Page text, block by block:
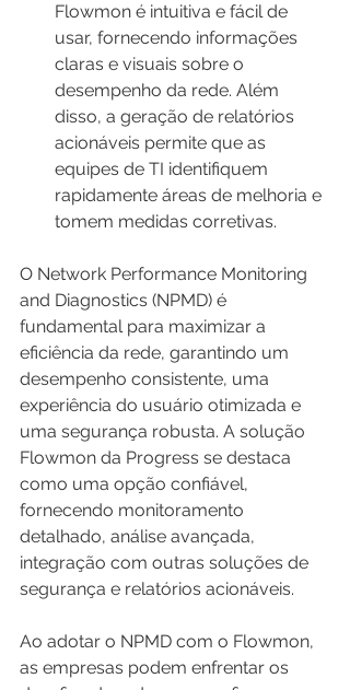
Flowmon é intuitiva e fácil de
usar, fornecendo informações
claras e visuais sobre o
desempenho da rede. Além
disso, a geração de relatórios
acionáveis permite que as
equipes de TI identifiquem
rapidamente áreas de melhoria e
tomem medidas corretivas.
O Network Performance Monitoring
and Diagnostics (NPMD) é
fundamental para maximizar a
eficiência da rede, garantindo um
desempenho consistente, uma
experiência do usuário otimizada e
uma segurança robusta. A solução
Flowmon da Progress se destaca
como uma opção confiável,
fornecendo monitoramento
detalhado, análise avançada,
integração com outras soluções de
segurança e relatórios acionáveis.
Ao adotar o NPMD com o Flowmon,
as empresas podem enfrentar os